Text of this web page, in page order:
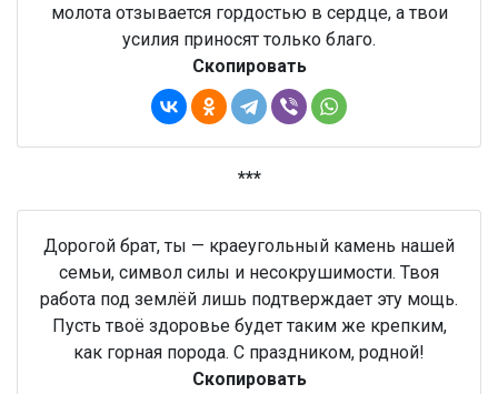
молота отзывается гордостью в сердце, а твои
усилия приносят только благо.
Скопировать
***
Дорогой брат, ты — краеугольный камень нашей
семьи, символ силы и несокрушимости. Твоя
работа под землёй лишь подтверждает эту мощь.
Пусть твоё здоровье будет таким же крепким,
как горная порода. С праздником, родной!
Скопировать